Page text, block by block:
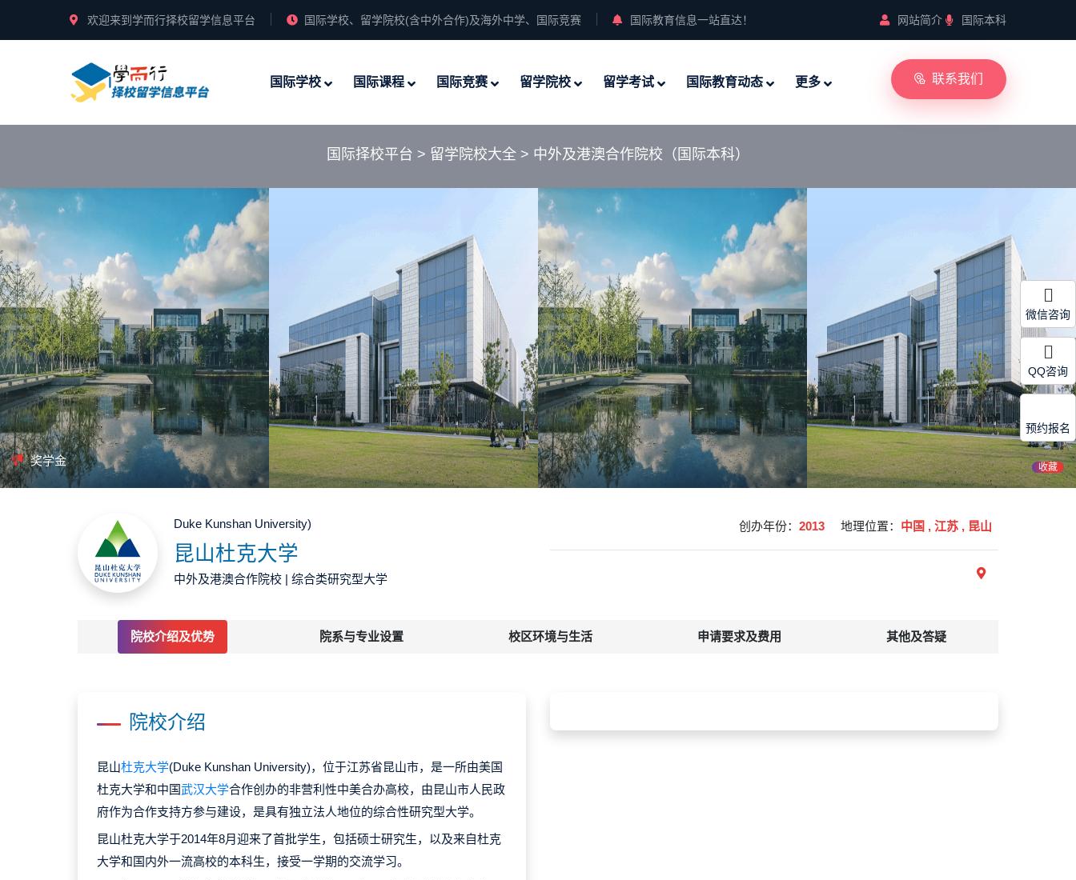
欢迎来到学而行择校留学信息平台 国际学校、留学院校(含中外合作)及海外中学、国际竞赛 国际教育信息一站直达！ 网站简介 国际本科
国际学校 国际课程 国际竞赛 留学院校 留学考试 国际教育动态 更多 联系我们
国际择校平台 > 留学院校大全 > 中外及港澳合作院校（国际本科）
奖学金 收藏
Duke Kunshan University)
昆山杜克大学
中外及港澳合作院校 | 综合类研究型大学
创办年份： 2013 地理位置： 中国 , 江苏 , 昆山
院校介绍及优势 院系与专业设置 校区环境与生活 申请要求及费用 其他及答疑
院校介绍
昆山杜克大学(Duke Kunshan University)，位于江苏省昆山市，是一所由美国
杜克大学和中国武汉大学合作创办的非营利性中美合办高校，由昆山市人民政
府作为合作支持方参与建设，是具有独立法人地位的综合性研究型大学。
昆山杜克大学于2014年8月迎来了首批学生，包括硕士研究生，以及来自杜克
大学和国内外一流高校的本科生，接受一学期的交流学习。
微信咨询
QQ咨询
预约报名